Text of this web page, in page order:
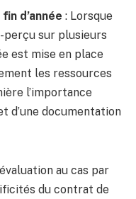
d’année : Lorsque
perçu sur plusieurs
est mise en place
les ressources
l’importance
d’une documentation
au cas par
du contrat de